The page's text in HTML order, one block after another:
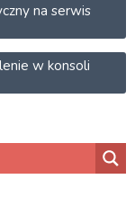
na serwis
w konsoli